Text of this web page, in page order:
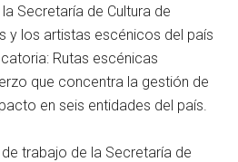
Secretaría de Cultura de
y los artistas escénicos del país
Rutas escénicas
que concentra la gestión de
en seis entidades del país.
trabajo de la Secretaría de